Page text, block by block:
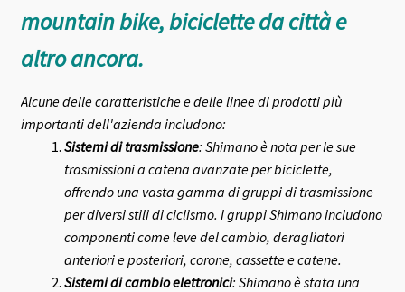
mountain bike, biciclette da città e
altro ancora.
Alcune delle caratteristiche e delle linee di prodotti più
importanti dell'azienda includono:
Sistemi di trasmissione: Shimano è nota per le sue
trasmissioni a catena avanzate per biciclette,
offrendo una vasta gamma di gruppi di trasmissione
per diversi stili di ciclismo. I gruppi Shimano includono
componenti come leve del cambio, deragliatori
anteriori e posteriori, corone, cassette e catene.
Sistemi di cambio elettronici: Shimano è stata una